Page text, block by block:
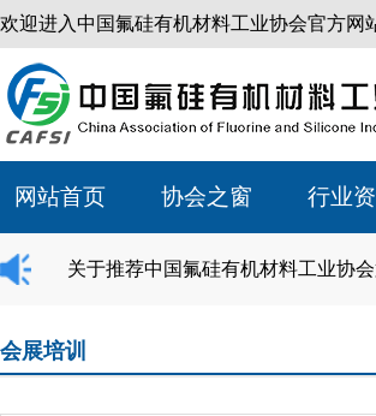
欢迎进入中国氟硅有机材料工业协会官方网
网站首页 协会之窗 行业
关于推荐中国氟硅有机材料工业协
会展培训